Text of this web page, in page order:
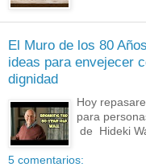
El Muro de los 80
ideas para envejecer
dignidad
Hoy
para
de Hideki
5 comentarios: